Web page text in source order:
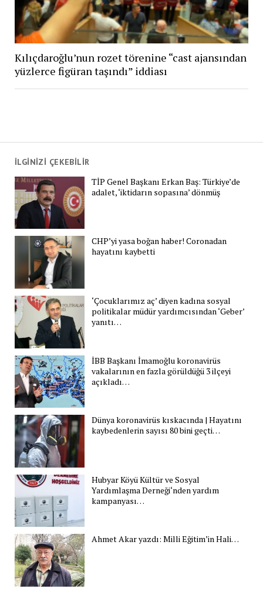
İLGİNİZİ ÇEKEBİLİR
TİP Genel Başkanı Erkan Baş: Türkiye’de
adalet, ‘iktidarın sopasına’ dönmüş
CHP’yi yasa boğan haber! Coronadan
hayatını kaybetti
‘Çocuklarımız aç’ diyen kadına sosyal
politikalar müdür yardımcısından ‘Geber’
yanıtı…
İBB Başkanı İmamoğlu koronavirüs
vakalarının en fazla görüldüğü 3 ilçeyi
açıkladı…
Dünya koronavirüs kıskacında | Hayatını
kaybedenlerin sayısı 80 bini geçti…
Hubyar Köyü Kültür ve Sosyal
Yardımlaşma Derneği‘nden yardım
kampanyası…
Ahmet Akar yazdı: Milli Eğitim’in Hali…
Kılıçdaroğlu’nun rozet törenine “cast ajansından
yüzlerce figüran taşındı” iddiası